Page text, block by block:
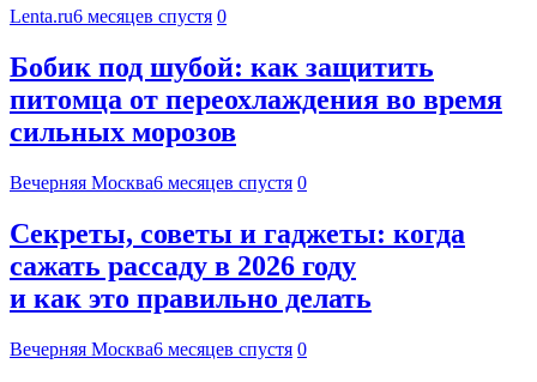
Lenta.ru6 месяцев спустя 0
Бобик под шубой: как защитить
питомца от переохлаждения во время
сильных морозов
Вечерняя Москва6 месяцев спустя 0
Секреты, советы и гаджеты: когда
сажать рассаду в 2026 году
и как это правильно делать
Вечерняя Москва6 месяцев спустя 0